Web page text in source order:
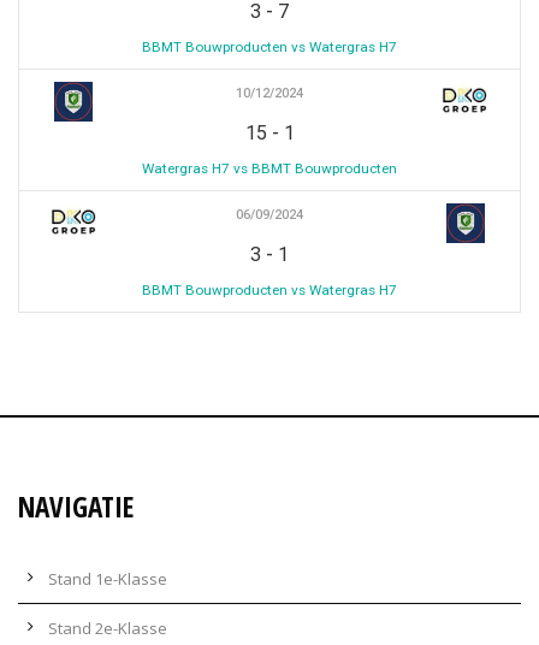
3 - 7
BBMT Bouwproducten vs Watergras H7
10/12/2024
15 - 1
Watergras H7 vs BBMT Bouwproducten
06/09/2024
3 - 1
BBMT Bouwproducten vs Watergras H7
NAVIGATIE
Stand 1e-Klasse
Stand 2e-Klasse